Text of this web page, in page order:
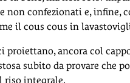
non confezionati e, infine,
il cous cous in
proiettano, ancora col
subito da provare che
riso integrale.